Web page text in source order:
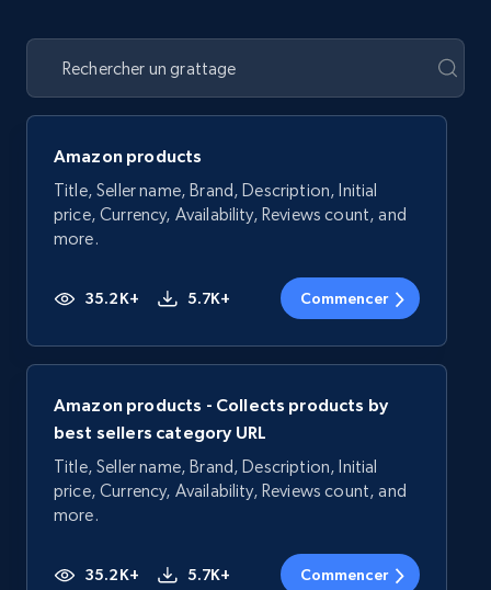
Amazon products
Title, Seller name, Brand, Description, Initial
price, Currency, Availability, Reviews count, and
more.
35.2K+ 5.7K+ Commencer
Amazon products - Collects products by
best sellers category URL
Title, Seller name, Brand, Description, Initial
price, Currency, Availability, Reviews count, and
more.
35.2K+ 5.7K+ Commencer